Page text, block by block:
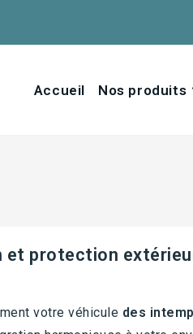
Accueil Nos produits
et protection
votre véhicule des